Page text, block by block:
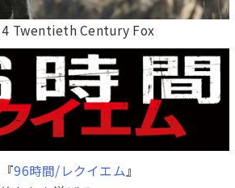
Twentieth Century Fox
『96時間/レクイエム 』